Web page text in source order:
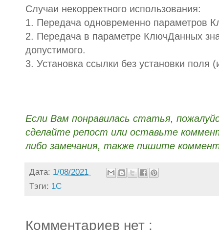
Случаи некорректного использования:
1. Передача одновременно параметров
2. Передача в параметре КлючДанных
допустимого.
3. Установка ссылки без установки поля
Если Вам понравилась статья,
сделайте репост или оставьте
либо замечания, также пишите
Дата: 1/08/2021
Тэги: 1С
Комментариев нет :